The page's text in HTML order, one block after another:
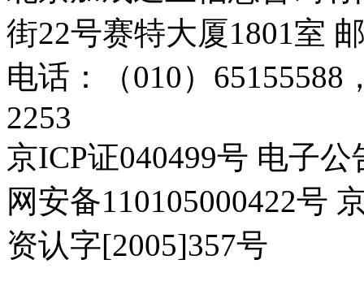
街22号赛特大厦1801室
电话：（010）65155588
2253
京ICP证040499号 电子
网安备110105000422号
资认字[2005]357号